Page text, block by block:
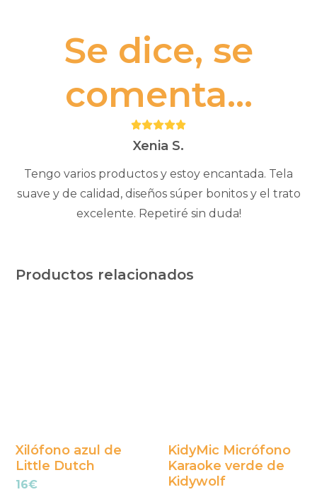
Se dice, se
comenta...
Puntuación:
5Xenia S.
Tengo varios productos y estoy encantada. Tela
suave y de calidad, diseños súper bonitos y el trato
excelente. Repetiré sin duda!
Productos relacionados
Xilófono azul de
Little Dutch
16€
KidyMic Micrófono
Karaoke verde de
Kidywolf